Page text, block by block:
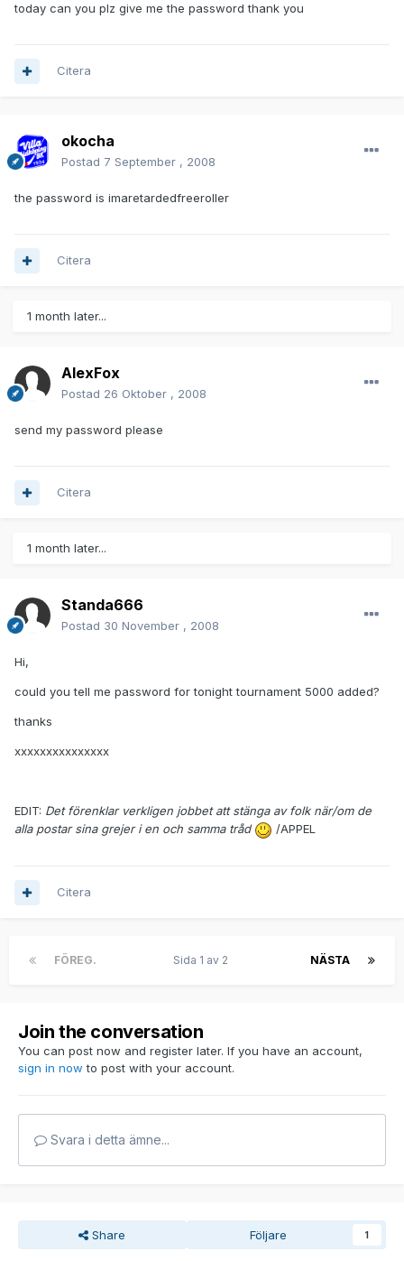
today can you plz give me the password thank you
Citera
okocha
Postad 7 September , 2008
the password is imaretardedfreeroller
Citera
1 month later...
AlexFox
Postad 26 Oktober , 2008
send my password please
Citera
1 month later...
Standa666
Postad 30 November , 2008
Hi,
could you tell me password for tonight tournament 5000 added?
thanks
xxxxxxxxxxxxxxx
EDIT: Det förenklar verkligen jobbet att stänga av folk när/om de
alla postar sina grejer i en och samma tråd
/APPEL
Citera
FÖREG. NÄSTA
Sida 1 av 2
Join the conversation
You can post now and register later. If you have an account,
sign in now to post with your account.
Svara i detta ämne...
Share Följare 1